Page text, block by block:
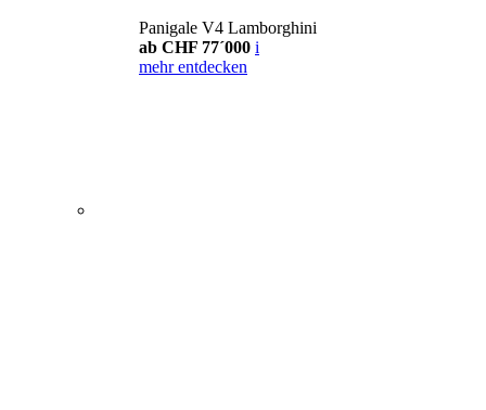
Panigale V4 Lamborghini
ab CHF 77´000 i
mehr entdecken